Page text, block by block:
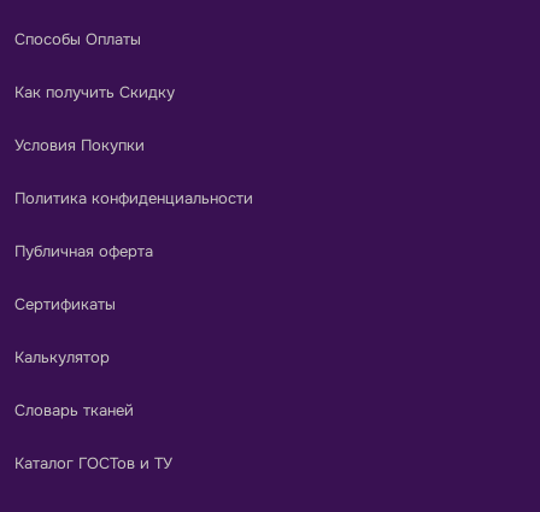
Способы Оплаты
Как получить Скидку
Условия Покупки
Политика конфиденциальности
Публичная оферта
Сертификаты
Калькулятор
Словарь тканей
Каталог ГОСТов и ТУ